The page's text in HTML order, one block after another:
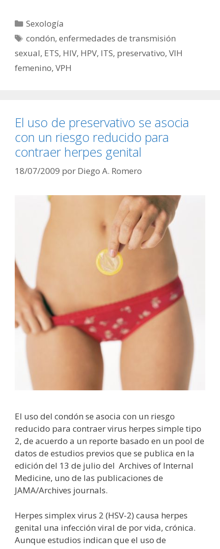
Categorías
Sexología
Etiquetas
condón,enfermedades de transmisión
sexual, ETS, HIV, HPV, ITS, preservativo, VIH
femenino, VPH
El uso de preservativo se asocia
con un riesgo reducido para
contraer herpes genital
18/07/2009 por Diego A. Romero
El uso del condón se asocia con un riesgo
reducido para contraer virus herpes simple tipo
2, de acuerdo a un reporte basado en un pool de
datos de estudios previos que se publica en la
edición del 13 de julio del Archives of Internal
Medicine, uno de las publicaciones de
JAMA/Archives journals.
Herpes simplex virus 2 (HSV-2) causa herpes
genital una infección viral de por vida, crónica.
Aunque estudios indican que el uso de